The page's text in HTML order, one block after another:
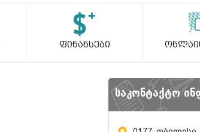
Ფინანსები
საკონტაქტო